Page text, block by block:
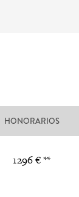
HONORARIOS
1296 € **